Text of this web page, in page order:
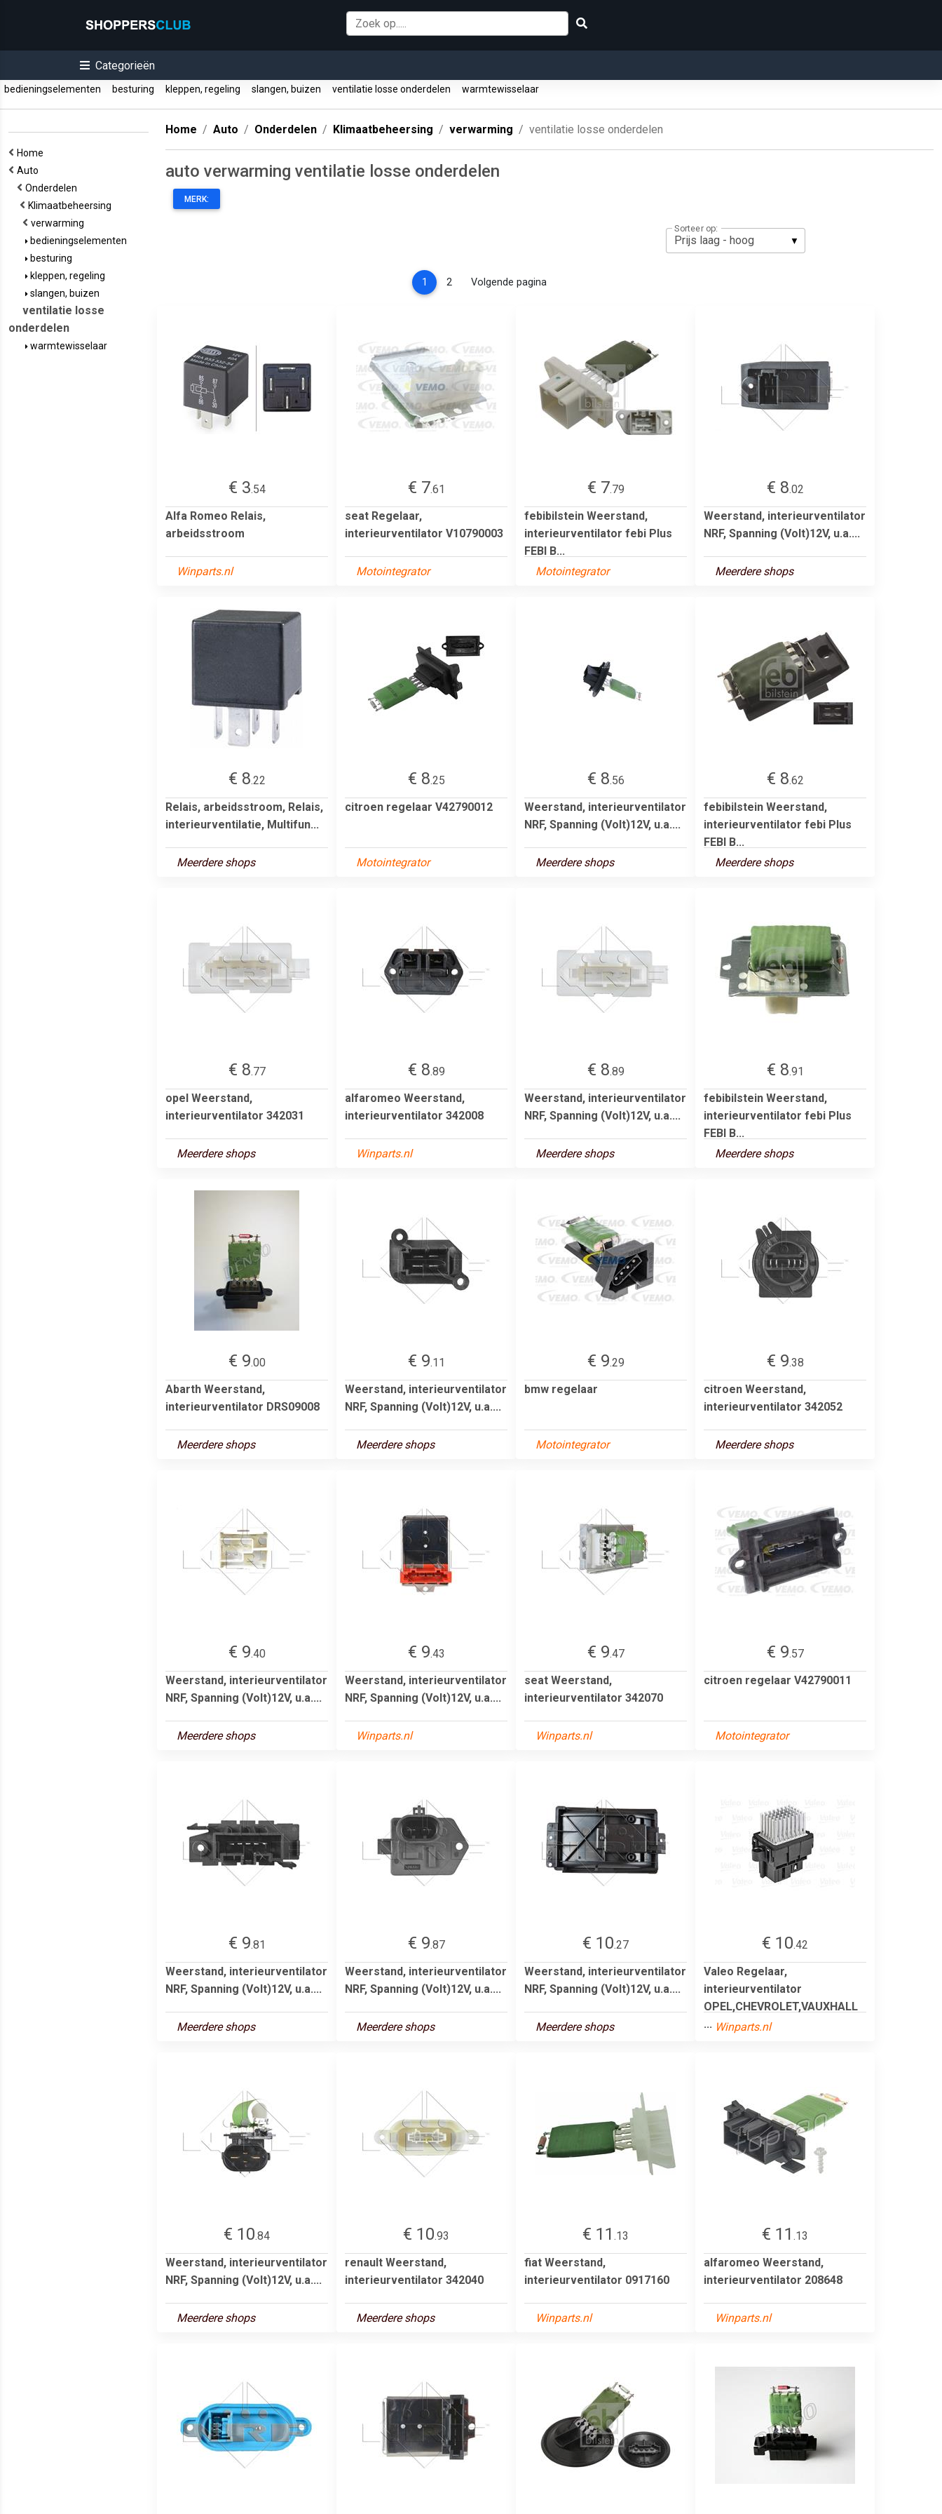
Categorieën
bedieningselementen besturing kleppen, regeling slangen, buizen ventilatie losse onderdelen warmtewisselaar
Home
Auto
Onderdelen
Klimaatbeheersing
verwarming
bedieningselementen
besturing
kleppen, regeling
slangen, buizen
ventilatie losse
onderdelen
warmtewisselaar
Home Auto Onderdelen Klimaatbeheersing verwarming ventilatie losse onderdelen
auto verwarming ventilatie losse onderdelen
MERK:
Sorteer op:
1 (current)
2 Volgende pagina
€ 3.54
Alfa Romeo Relais,
arbeidsstroom
Winparts.nl
€ 7.61
seat Regelaar,
interieurventilator V10790003
Motointegrator
€ 7.79
febibilstein Weerstand,
interieurventilator febi Plus
FEBI B...
Motointegrator
€ 8.02
Weerstand, interieurventilator
NRF, Spanning (Volt)12V, u.a....
Meerdere shops
€ 8.22
Relais, arbeidsstroom, Relais,
interieurventilatie, Multifun...
Meerdere shops
€ 8.25
citroen regelaar V42790012
Motointegrator
€ 8.56
Weerstand, interieurventilator
NRF, Spanning (Volt)12V, u.a....
Meerdere shops
€ 8.62
febibilstein Weerstand,
interieurventilator febi Plus
FEBI B...
Meerdere shops
€ 8.77
opel Weerstand,
interieurventilator 342031
Meerdere shops
€ 8.89
alfaromeo Weerstand,
interieurventilator 342008
Winparts.nl
€ 8.89
Weerstand, interieurventilator
NRF, Spanning (Volt)12V, u.a....
Meerdere shops
€ 8.91
febibilstein Weerstand,
interieurventilator febi Plus
FEBI B...
Meerdere shops
€ 9.00
Abarth Weerstand,
interieurventilator DRS09008
Meerdere shops
€ 9.11
Weerstand, interieurventilator
NRF, Spanning (Volt)12V, u.a....
Meerdere shops
€ 9.29
bmw regelaar
Motointegrator
€ 9.38
citroen Weerstand,
interieurventilator 342052
Meerdere shops
€ 9.40
Weerstand, interieurventilator
NRF, Spanning (Volt)12V, u.a....
Meerdere shops
€ 9.43
Weerstand, interieurventilator
NRF, Spanning (Volt)12V, u.a....
Winparts.nl
€ 9.47
seat Weerstand,
interieurventilator 342070
Winparts.nl
€ 9.57
citroen regelaar V42790011
Motointegrator
€ 9.81
Weerstand, interieurventilator
NRF, Spanning (Volt)12V, u.a....
Meerdere shops
€ 9.87
Weerstand, interieurventilator
NRF, Spanning (Volt)12V, u.a....
Meerdere shops
€ 10.27
Weerstand, interieurventilator
NRF, Spanning (Volt)12V, u.a....
Meerdere shops
€ 10.42
Valeo Regelaar,
interieurventilator
OPEL,CHEVROLET,VAUXHALL
... Winparts.nl
€ 10.84
Weerstand, interieurventilator
NRF, Spanning (Volt)12V, u.a....
Meerdere shops
€ 10.93
renault Weerstand,
interieurventilator 342040
Meerdere shops
€ 11 .13
fiat Weerstand,
interieurventilator 0917160
Winparts.nl
€ 11 .13
alfaromeo Weerstand,
interieurventilator 208648
Winparts.nl